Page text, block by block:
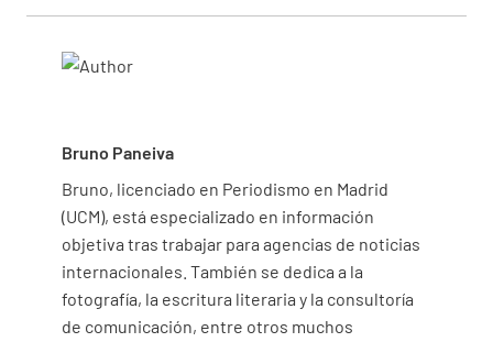
Bruno Paneiva
Bruno, licenciado en Periodismo en Madrid
(UCM), está especializado en información
objetiva tras trabajar para agencias de noticias
internacionales. También se dedica a la
fotografía, la escritura literaria y la consultoría
de comunicación, entre otros muchos